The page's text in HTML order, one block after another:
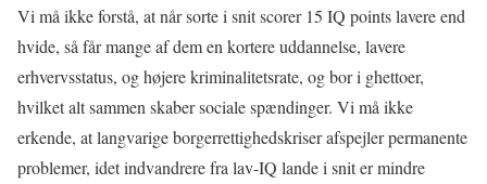
Vi må ikke forstå, at når sorte i snit scorer 15 IQ points lavere end
hvide, så får mange af dem en kortere uddannelse, lavere
erhvervsstatus, og højere kriminalitetsrate, og bor i ghettoer,
hvilket alt sammen skaber sociale spændinger. Vi må ikke
erkende, at langvarige borgerrettighedskriser afspejler permanente
problemer, idet indvandrere fra lav-IQ lande i snit er mindre